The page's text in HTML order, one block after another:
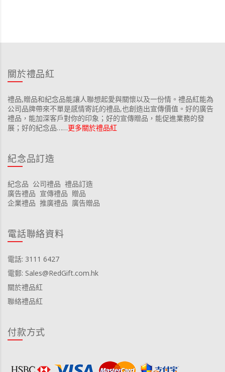
關於禮品紅
禮品,贈品和紀念品能讓人聯想起愛與關懷以及一份情。禮品紅能為
公司品牌帶來不單是感情寄託的禮品,也創造出宣傳價值。好的廣告
禮品，能加深客戶對你的印象；好的宣傳贈品，能促進業務的發
展；好的紀念品……更多關於禮品紅
紀念品訂造
紀念品 公司禮品 禮品訂造
廣告禮品 宣傳禮品 贈品
企業禮品 推廣禮品 廣告贈品
電話聯絡資料
電話: 3111 6427
電郵: Sales@RedGift.com.hk
關於禮品紅
聯絡禮品紅
付款方式